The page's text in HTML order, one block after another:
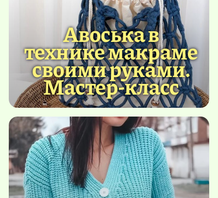
Авоська в
технике макраме
своими руками.
Мастер-класс